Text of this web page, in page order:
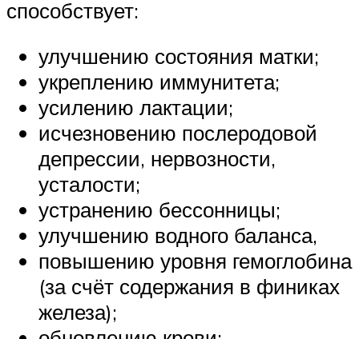
способствует:
улучшению состояния матки;
укреплению иммунитета;
усилению лактации;
исчезновению послеродовой
депрессии, нервозности,
усталости;
устранению бессонницы;
улучшению водного баланса,
повышению уровня гемоглобина
(за счёт содержания в финиках
железа);